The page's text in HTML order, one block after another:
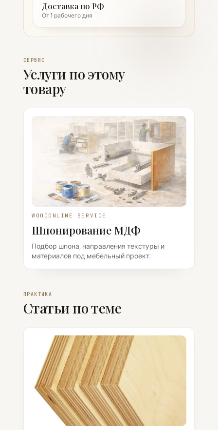
Доставка по РФ
От 1 рабочего дня
СЕРВИС
Услуги по этому
товару
WOODONLINE SERVICE
Шпонирование МДФ
Подбор шпона, направления текстуры и
материалов под мебельный проект.
ПРАКТИКА
Статьи по теме